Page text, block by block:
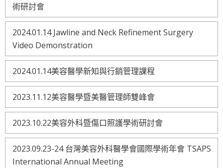
術研討會
2024.01.14 Jawline and Neck Refinement Surgery
Video Demonstration
2024.01.14美容醫學新知與行銷管理課程
2023.11.12美容醫學暨美醫管理師雙峰會
2023.10.22美容外科暨傷口照護學術研討會
2023.09.23-24 台灣美容外科醫學會國際學術年會 TSAPS
International Annual Meeting